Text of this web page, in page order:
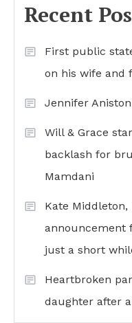
Recent
First public
on his wife and
Jennifer
Will & Grace
backlash for
Mamdani
Kate Middleton,
announcement
just a short
Heartbroken
daughter after